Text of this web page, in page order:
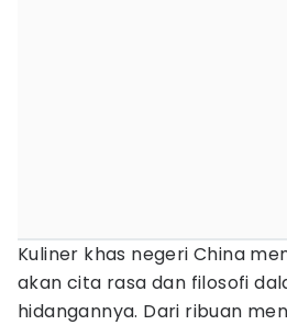
Kuliner khas negeri China
akan cita rasa dan filosofi
hidangannya. Dari ribuan